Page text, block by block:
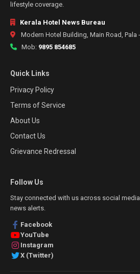
lifestyle coverage.
Kerala Hotel News Bureau
Modern Hotel Building, Main Road, Pala
Mob: 9895 854685
Quick Links
Privacy Policy
Terms of Service
About Us
Contact Us
Grievance Redressal
Follow Us
Stay connected with us across social
news alerts.
Facebook
YouTube
Instagram
X (Twitter)